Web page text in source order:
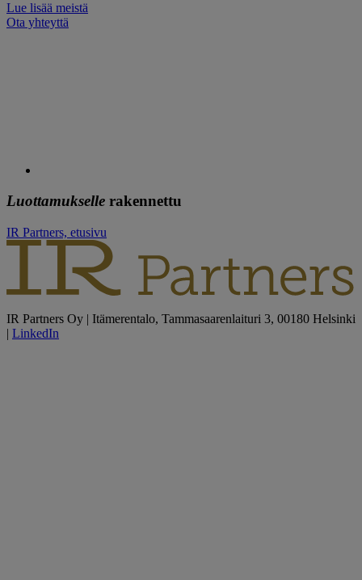
Lue lisää meistä
Ota yhteyttä
Luottamukselle rakennettu
IR Partners, etusivu
IR Partners Oy | Itämerentalo, Tammasaarenlaituri 3, 00180 Helsinki
| LinkedIn